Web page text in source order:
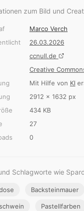
zum Bild und
Marco Verch
26.03.2026
ccnull.de
Creative
Mit Hilfe von KI
2912 × 1632 px
434 KB
27
0
Schlagworte wie
Backsteinmauer
Pastellfarben